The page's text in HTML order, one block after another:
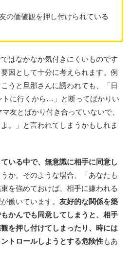
の価値観を押し付けられている
はなかなか気付きにくいものです
因として十分に考えられます。例
うと旦那さんに誘われても、「日
に行くから…」と断ってばかりい
友とばかり付き合っていないで、
。」と言われてしまうかもしれま
いる中で、無意識に相手に同意し
か。そのような場合、「あなたも
を強めておけば、相手に嫌われる
働いています。 友好的な関係を築
かんでも同意してしまうと、相手
を押し付けてしまったり、時には
トロールしようとする危険性もあ